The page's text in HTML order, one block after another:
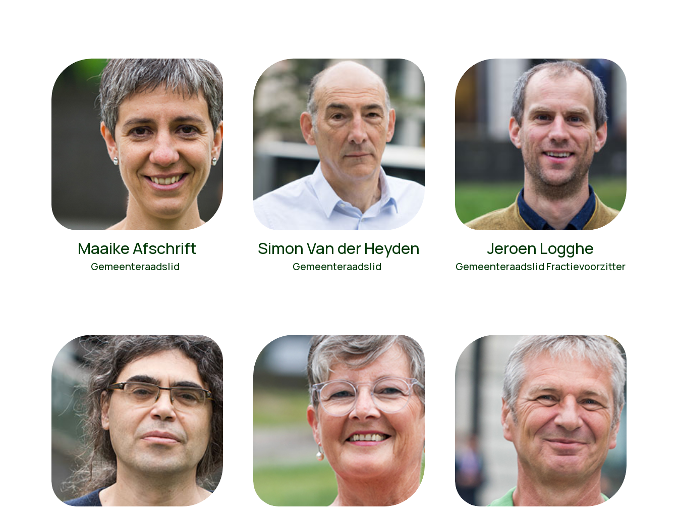
Maaike Afschrift
Gemeenteraadslid
Simon Van der Heyden
Gemeenteraadslid
Jeroen Logghe
Gemeenteraadslid Fractievoorzitter